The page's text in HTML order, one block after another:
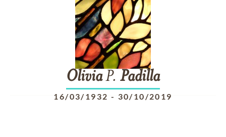
OliviaP. Padilla
16/03/1932 - 30/10/2019